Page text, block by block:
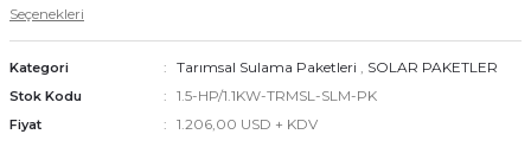
Seçenekleri
Kategori Tarımsal Sulama Paketleri , SOLAR PAKETLER
Stok Kodu 1.5-HP/1.1KW-TRMSL-SLM-PK
Fiyat 1.206,00 USD + KDV